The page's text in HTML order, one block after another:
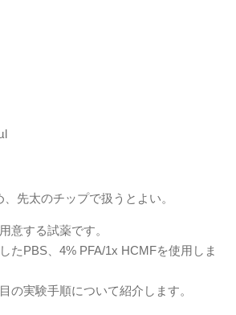
先太のチップで扱うとよい。
意する試薬です。
たPBS、4% PFA/1x HCMFを使用しま
の実験手順について紹介します。